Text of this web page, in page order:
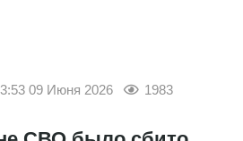
09 Июня 2026 1983